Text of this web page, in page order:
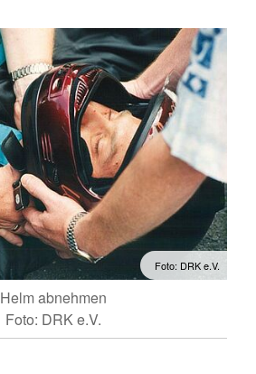
Foto: DRK e.V.
Helm abnehmen
Foto: DRK e.V.